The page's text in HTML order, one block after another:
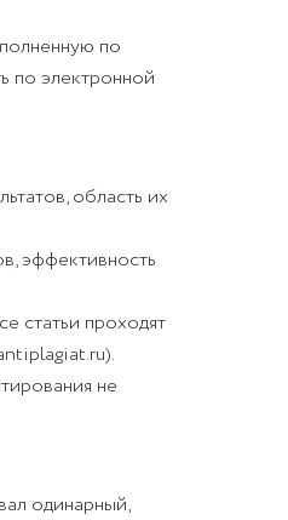
по
по электронной
область их
эффективность
статьи проходят
не
одинарный,